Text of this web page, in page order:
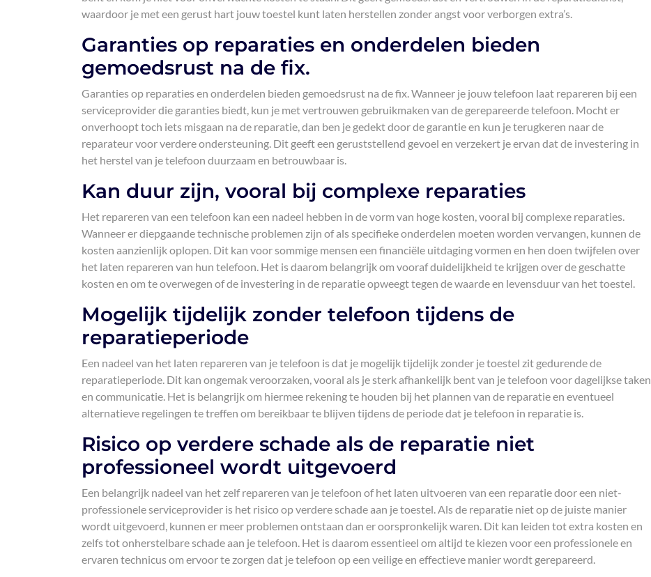
waardoor je met een gerust hart jouw toestel kunt laten herstellen zonder angst voor verborgen extra’s.
Garanties op reparaties en onderdelen bieden
gemoedsrust na de fix.
Garanties op reparaties en onderdelen bieden gemoedsrust na de fix. Wanneer je jouw telefoon laat repareren bij een
serviceprovider die garanties biedt, kun je met vertrouwen gebruikmaken van de gerepareerde telefoon. Mocht er
onverhoopt toch iets misgaan na de reparatie, dan ben je gedekt door de garantie en kun je terugkeren naar de
reparateur voor verdere ondersteuning. Dit geeft een geruststellend gevoel en verzekert je ervan dat de investering in
het herstel van je telefoon duurzaam en betrouwbaar is.
Kan duur zijn, vooral bij complexe reparaties
Het repareren van een telefoon kan een nadeel hebben in de vorm van hoge kosten, vooral bij complexe reparaties.
Wanneer er diepgaande technische problemen zijn of als specifieke onderdelen moeten worden vervangen, kunnen de
kosten aanzienlijk oplopen. Dit kan voor sommige mensen een financiële uitdaging vormen en hen doen twijfelen over
het laten repareren van hun telefoon. Het is daarom belangrijk om vooraf duidelijkheid te krijgen over de geschatte
kosten en om te overwegen of de investering in de reparatie opweegt tegen de waarde en levensduur van het toestel.
Mogelijk tijdelijk zonder telefoon tijdens de
reparatieperiode
Een nadeel van het laten repareren van je telefoon is dat je mogelijk tijdelijk zonder je toestel zit gedurende de
reparatieperiode. Dit kan ongemak veroorzaken, vooral als je sterk afhankelijk bent van je telefoon voor dagelijkse taken
en communicatie. Het is belangrijk om hiermee rekening te houden bij het plannen van de reparatie en eventueel
alternatieve regelingen te treffen om bereikbaar te blijven tijdens de periode dat je telefoon in reparatie is.
Risico op verdere schade als de reparatie niet
professioneel wordt uitgevoerd
Een belangrijk nadeel van het zelf repareren van je telefoon of het laten uitvoeren van een reparatie door een niet-
professionele serviceprovider is het risico op verdere schade aan je toestel. Als de reparatie niet op de juiste manier
wordt uitgevoerd, kunnen er meer problemen ontstaan dan er oorspronkelijk waren. Dit kan leiden tot extra kosten en
zelfs tot onherstelbare schade aan je telefoon. Het is daarom essentieel om altijd te kiezen voor een professionele en
ervaren technicus om ervoor te zorgen dat je telefoon op een veilige en effectieve manier wordt gerepareerd.